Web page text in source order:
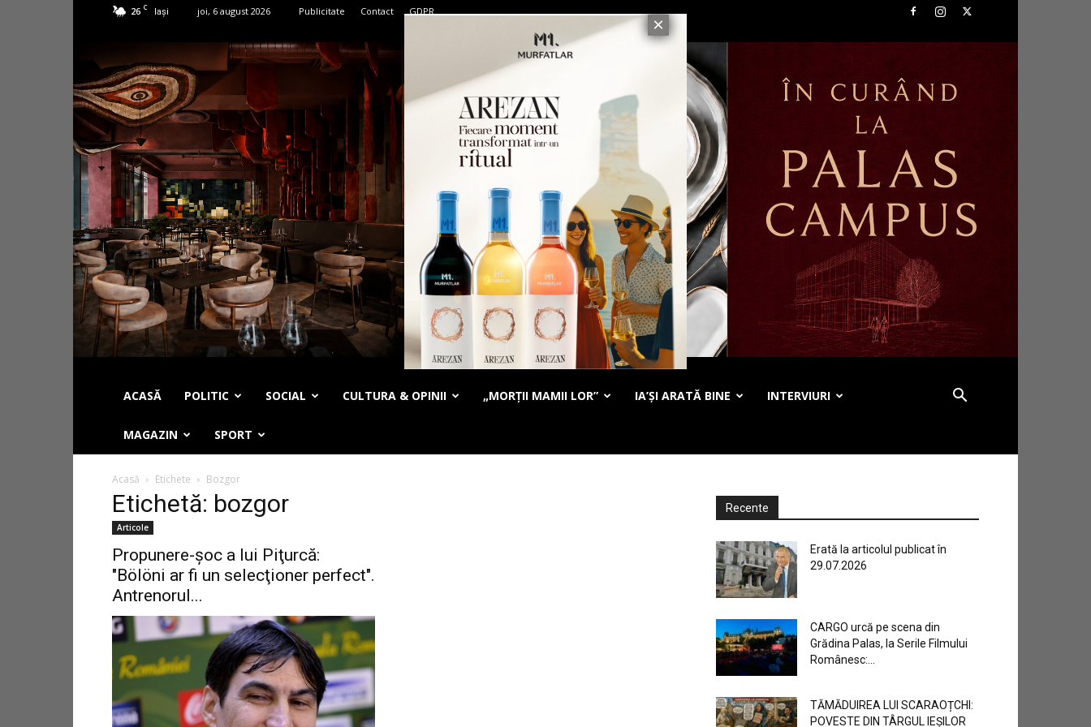
26 C Iași joi, 6 august 2026 Publicitate Contact GDPR
ACASĂ POLITIC SOCIAL CULTURA & OPINII „MORȚII MAMII LOR” IA’ȘI ARATĂ BINE INTERVIURI
MAGAZIN SPORT
Acasă Etichete Bozgor
Etichetă: bozgor
Articole
Propunere-şoc a lui Piţurcă:
"Bölöni ar fi un selecţioner perfect".
Antrenorul...
Recente
Erată la articolul publicat în
29.07.2026
CARGO urcă pe scena din
Grădina Palas, la Serile Filmului
Românesc:...
TĂMĂDUIREA LUI SCARAOȚCHI:
POVESTE DIN TÂRGUL IEȘILOR